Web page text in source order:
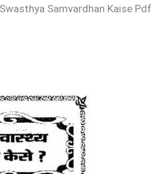
Swasthya Samvardhan Kaise Pdf